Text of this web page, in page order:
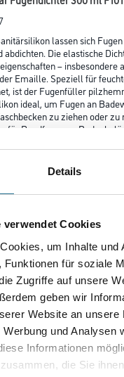
Details
verwendet Cookies
um Inhalte und
Funktionen für soziale
Zugriffe auf unsere
geben wir
Website an unsere
und Analysen
Informationen
die Sie
und Sanitärräume
Keramik, Acrylwannen,
und lichtfest
Luftfeuchte
Dichtstoff und andere
oberhalb des Gewindes
der Fugenbreite